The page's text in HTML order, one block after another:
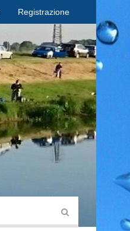
Registrazione